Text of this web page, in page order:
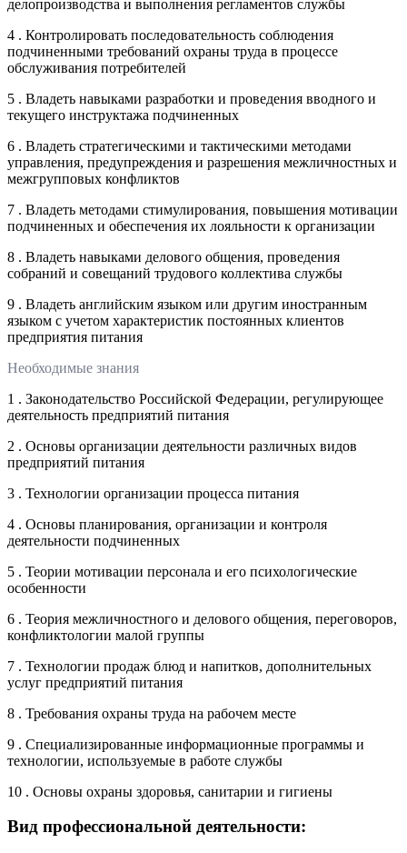
делопроизводства и выполнения регламентов службы
4 . Контролировать последовательность соблюдения
подчиненными требований охраны труда в процессе
обслуживания потребителей
5 . Владеть навыками разработки и проведения вводного и
текущего инструктажа подчиненных
6 . Владеть стратегическими и тактическими методами
управления, предупреждения и разрешения межличностных и
межгрупповых конфликтов
7 . Владеть методами стимулирования, повышения мотивации
подчиненных и обеспечения их лояльности к организации
8 . Владеть навыками делового общения, проведения
собраний и совещаний трудового коллектива службы
9 . Владеть английским языком или другим иностранным
языком с учетом характеристик постоянных клиентов
предприятия питания
Необходимые знания
1 . Законодательство Российской Федерации, регулирующее
деятельность предприятий питания
2 . Основы организации деятельности различных видов
предприятий питания
3 . Технологии организации процесса питания
4 . Основы планирования, организации и контроля
деятельности подчиненных
5 . Теории мотивации персонала и его психологические
особенности
6 . Теория межличностного и делового общения, переговоров,
конфликтологии малой группы
7 . Технологии продаж блюд и напитков, дополнительных
услуг предприятий питания
8 . Требования охраны труда на рабочем месте
9 . Специализированные информационные программы и
технологии, используемые в работе службы
10 . Основы охраны здоровья, санитарии и гигиены
Вид профессиональной деятельности: